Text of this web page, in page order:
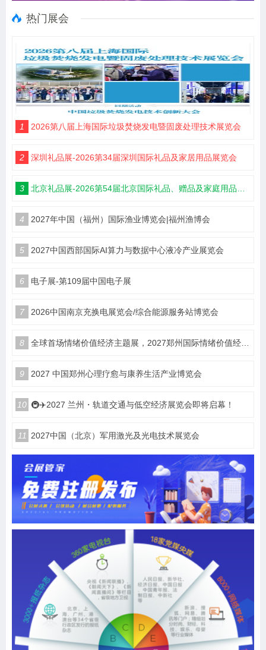
热门展会
1 2026第八届上海国际垃圾焚烧发电暨固废处理技术展览会
2 深圳礼品展-2026第34届深圳国际礼品及家居用品展览会
3 北京礼品展-2026第54届北京国际礼品、赠品及家庭用品展览会
4 2027年中国（福州）国际渔业博览会|福州渔博会
5 2027中国西部国际AI算力与数据中心液冷产业展览会
6 电子展-第109届中国电子展
7 2026中国南京充换电展览会/综合能源服务站博览会
8 全球首场情绪价值经济主题展，2027郑州国际情绪价值经济博览会
9 2027 中国郑州心理疗愈与康养生活产业博览会
10 🚇✈️2027 兰州・轨道交通与低空经济展览会即将启幕！
11 2027中国（北京）军用激光及光电技术展览会